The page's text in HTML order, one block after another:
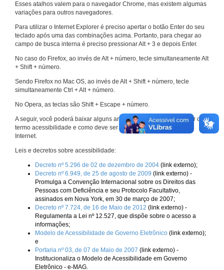
Esses atalhos valem para o navegador Chrome, mas existem algumas
variações para outros navegadores.
Para utilizar o Internet Explorer é preciso apertar o botão Enter do seu
teclado após uma das combinações acima. Portanto, para chegar ao
campo de busca interna é preciso pressionar Alt + 3 e depois Enter.
No caso do Firefox, ao invés de Alt + número, tecle simultaneamente Alt
+ Shift + número.
Sendo Firefox no Mac OS, ao invés de Alt + Shift + número, tecle
simultaneamente Ctrl + Alt + número.
No Opera, as teclas são Shift + Escape + número.
A seguir, você poderá baixar alguns arquivos que explicam melhor o
termo acessibilidade e como deve ser implementado nos sites da
Internet.
Leis e decretos sobre acessibilidade:
Decreto nº 5.296 de 02 de dezembro de 2004 (link externo);
Decreto nº 6.949, de 25 de agosto de 2009 (link externo) -
Promulga a Convenção Internacional sobre os Direitos das
Pessoas com Deficiência e seu Protocolo Facultativo,
assinados em Nova York, em 30 de março de 2007;
Decreto nº 7.724, de 16 de Maio de 2012 (link externo) -
Regulamenta a Lei nº 12.527, que dispõe sobre o acesso a
informações;
Modelo de Acessibilidade de Governo Eletrônico (link externo);
e
Portaria nº 03, de 07 de Maio de 2007 (link externo) -
Institucionaliza o Modelo de Acessibilidade em Governo
Eletrônico - e-MAG.